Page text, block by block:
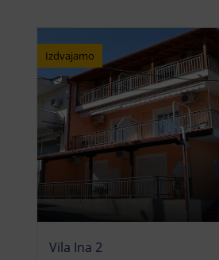
Izdvajamo
Vila Ina 2